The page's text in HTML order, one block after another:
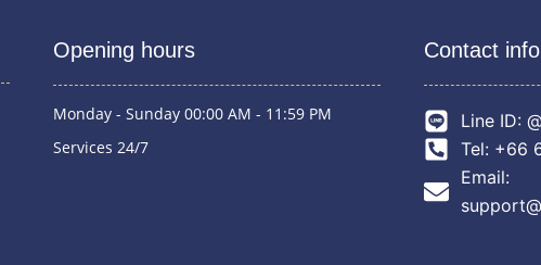
Opening hours
Monday - Sunday 00:00 AM - 11:59 PM
Services 24/7
Contact
Line ID:
Tel: +66
Email: